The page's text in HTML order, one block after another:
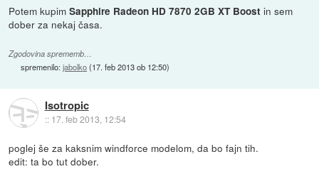
Potem kupimSapphire Radeon HD 7870 2GB XT Boost in sem
dober za nekaj časa.
Zgodovina sprememb…
spremenilo:jabolko(17. feb 2013 ob 12:50)
Isotropic
:: 17. feb 2013, 12:54
poglej še za kaksnim windforce modelom, da bo fajn tih.
edit: ta bo tut dober.